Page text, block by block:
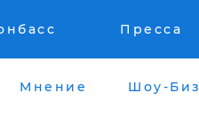
Пресса
Мнение Шоу-Биз